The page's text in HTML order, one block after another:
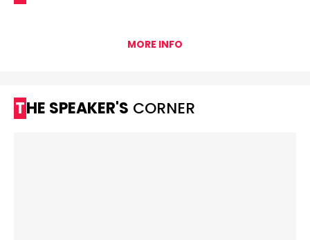
MORE INFO
THE SPEAKER'S CORNER